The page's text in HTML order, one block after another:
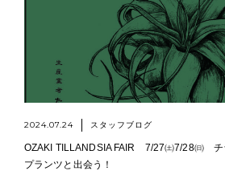
2024.07.24 スタッフブログ
OZAKI TILLANDSIA FAIR 7/27㈯7/28㈰
プランツと出会う！